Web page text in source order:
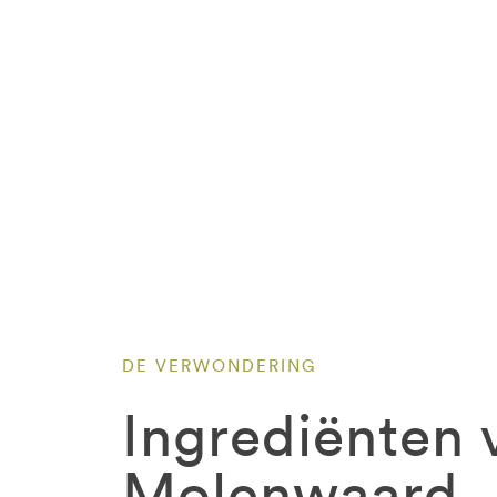
DE VERWONDERING
Ingrediënten